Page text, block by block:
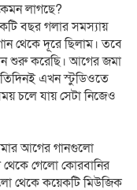
লাগছে?
বছর গলার সমস্যায়
থেকে দূরে ছিলাম। তবে
শুরু করেছি। আগের জমা
এখন স্টুডিওতে
চলে যায় সেটা নিজেও
আগের গানগুলো
গেলো কোরবানির
থেকে কয়েকটি মিউজিক